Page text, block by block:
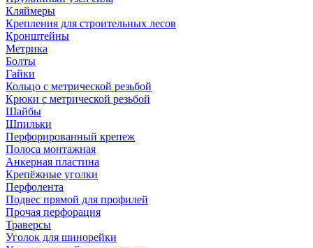
Кляймеры
Крепления для строительных лесов
Кронштейны
Метрика
Болты
Гайки
Кольцо с метрической резьбой
Крюки с метрической резьбой
Шайбы
Шпильки
Перфорированный крепеж
Полоса монтажная
Анкерная пластина
Крепёжные уголки
Перфолента
Подвес прямой для профилей
Прочая перфорация
Траверсы
Уголок для шинорейки